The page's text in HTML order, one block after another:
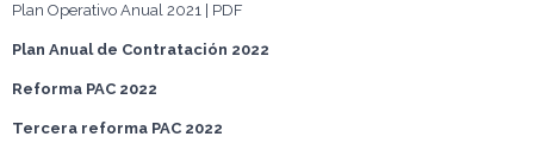
Plan Operativo Anual 2021 | PDF
Plan Anual de Contratación 2022
Reforma PAC 2022
Tercera reforma PAC 2022